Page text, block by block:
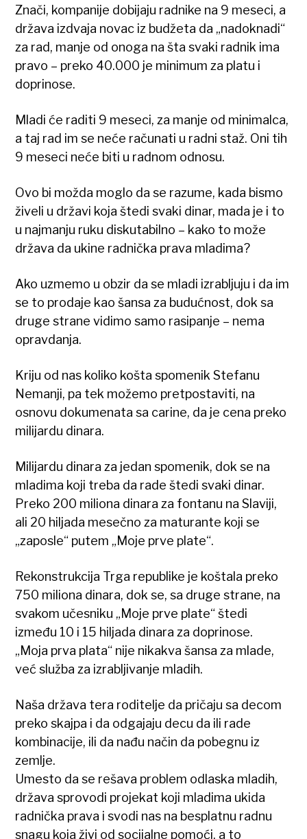
Znači, kompanije dobijaju radnike na 9 meseci, a
država izdvaja novac iz budžeta da „nadoknadi“
za rad, manje od onoga na šta svaki radnik ima
pravo – preko 40.000 je minimum za platu i
doprinose.
Mladi će raditi 9 meseci, za manje od minimalca,
a taj rad im se neće računati u radni staž. Oni tih
9 meseci neće biti u radnom odnosu.
Ovo bi možda moglo da se razume, kada bismo
živeli u državi koja štedi svaki dinar, mada je i to
u najmanju ruku diskutabilno – kako to može
država da ukine radnička prava mladima?
Ako uzmemo u obzir da se mladi izrabljuju i da im
se to prodaje kao šansa za budućnost, dok sa
druge strane vidimo samo rasipanje – nema
opravdanja.
Kriju od nas koliko košta spomenik Stefanu
Nemanji, pa tek možemo pretpostaviti, na
osnovu dokumenata sa carine, da je cena preko
milijardu dinara.
Milijardu dinara za jedan spomenik, dok se na
mladima koji treba da rade štedi svaki dinar.
Preko 200 miliona dinara za fontanu na Slaviji,
ali 20 hiljada mesečno za maturante koji se
„zaposle“ putem „Moje prve plate“.
Rekonstrukcija Trga republike je koštala preko
750 miliona dinara, dok se, sa druge strane, na
svakom učesniku „Moje prve plate“ štedi
između 10 i 15 hiljada dinara za doprinose.
„Moja prva plata“ nije nikakva šansa za mlade,
već služba za izrabljivanje mladih.
Naša država tera roditelje da pričaju sa decom
preko skajpa i da odgajaju decu da ili rade
kombinacije, ili da nađu način da pobegnu iz
zemlje.
Umesto da se rešava problem odlaska mladih,
država sprovodi projekat koji mladima ukida
radnička prava i svodi nas na besplatnu radnu
snagu koja živi od socijalne pomoći, a to